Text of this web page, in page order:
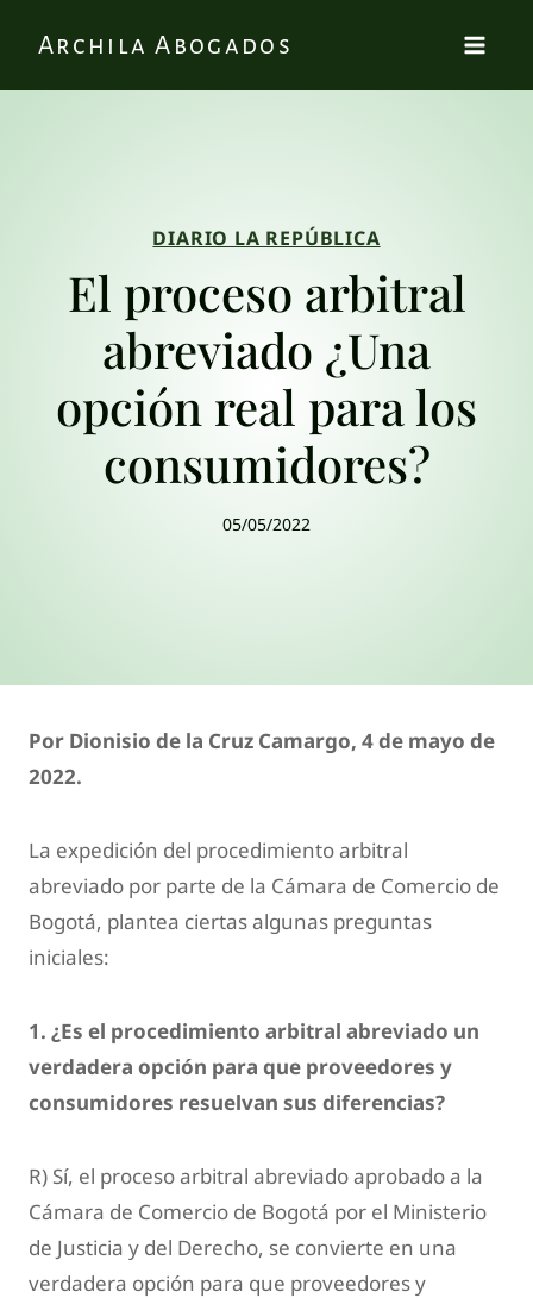
Archila Abogados
DIARIO LA REPÚBLICA
El proceso arbitral
abreviado ¿Una
opción real para los
consumidores?
05/05/2022
Por Dionisio de la Cruz Camargo, 4 de mayo de
2022.
La expedición del procedimiento arbitral
abreviado por parte de la Cámara de Comercio de
Bogotá, plantea ciertas algunas preguntas
iniciales:
1. ¿Es el procedimiento arbitral abreviado un
verdadera opción para que proveedores y
consumidores resuelvan sus diferencias?
R) Sí, el proceso arbitral abreviado aprobado a la
Cámara de Comercio de Bogotá por el Ministerio
de Justicia y del Derecho, se convierte en una
verdadera opción para que proveedores y